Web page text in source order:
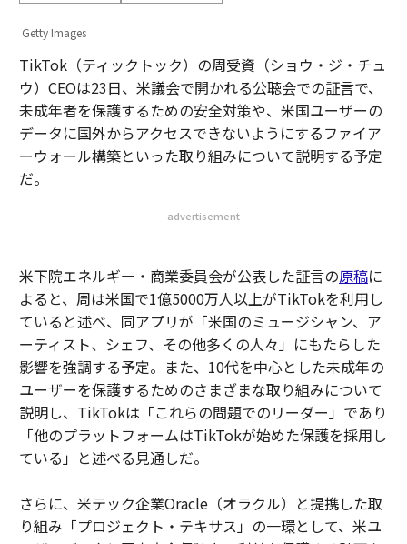
Getty Images
TikTok（ティックトック）の周受資（ショウ・ジ・チュ
ウ）CEOは23日、米議会で開かれる公聴会での証言で、
未成年者を保護するための安全対策や、米国ユーザーの
データに国外からアクセスできないようにするファイア
ーウォール構築といった取り組みについて説明する予定
だ。
advertisement
米下院エネルギー・商業委員会が公表した証言の原稿に
よると、周は米国で1億5000万人以上がTikTokを利用し
ていると述べ、同アプリが「米国のミュージシャン、ア
ーティスト、シェフ、その他多くの人々」にもたらした
影響を強調する予定。また、10代を中心とした未成年の
ユーザーを保護するためのさまざまな取り組みについて
説明し、TikTokは「これらの問題でのリーダー」であり
「他のプラットフォームはTikTokが始めた保護を採用し
ている」と述べる見通しだ。
さらに、米テック企業Oracle（オラクル）と提携した取
り組み「プロジェクト・テキサス」の一環として、米ユ